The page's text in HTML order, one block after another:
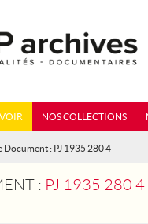
NOS COLLECTIONS
Document : PJ 1935 280 4
: PJ 1935 280 4